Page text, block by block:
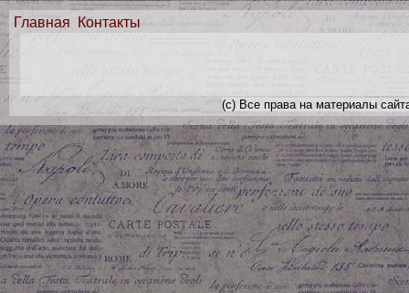
Главная Контакты
(с) Все права на материалы